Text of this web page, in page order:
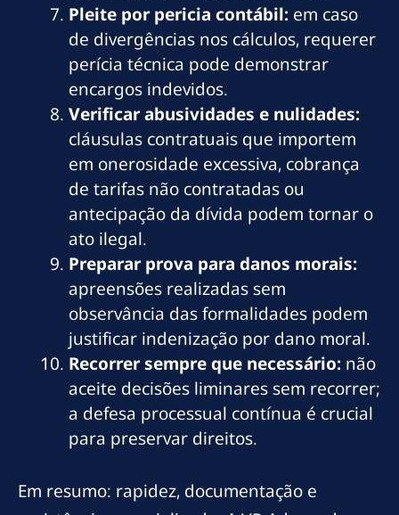
Pleite por pericia contábil: em caso
de divergências nos cálculos, requerer
perícia técnica pode demonstrar
encargos indevidos.
Verificar abusividades e nulidades:
cláusulas contratuais que importem
em onerosidade excessiva, cobrança
de tarifas não contratadas ou
antecipação da dívida podem tornar o
ato ilegal.
Preparar prova para danos morais:
apreensões realizadas sem
observância das formalidades podem
justificar indenização por dano moral.
Recorrer sempre que necessário: não
aceite decisões liminares sem recorrer;
a defesa processual contínua é crucial
para preservar direitos.
Em resumo: rapidez, documentação e